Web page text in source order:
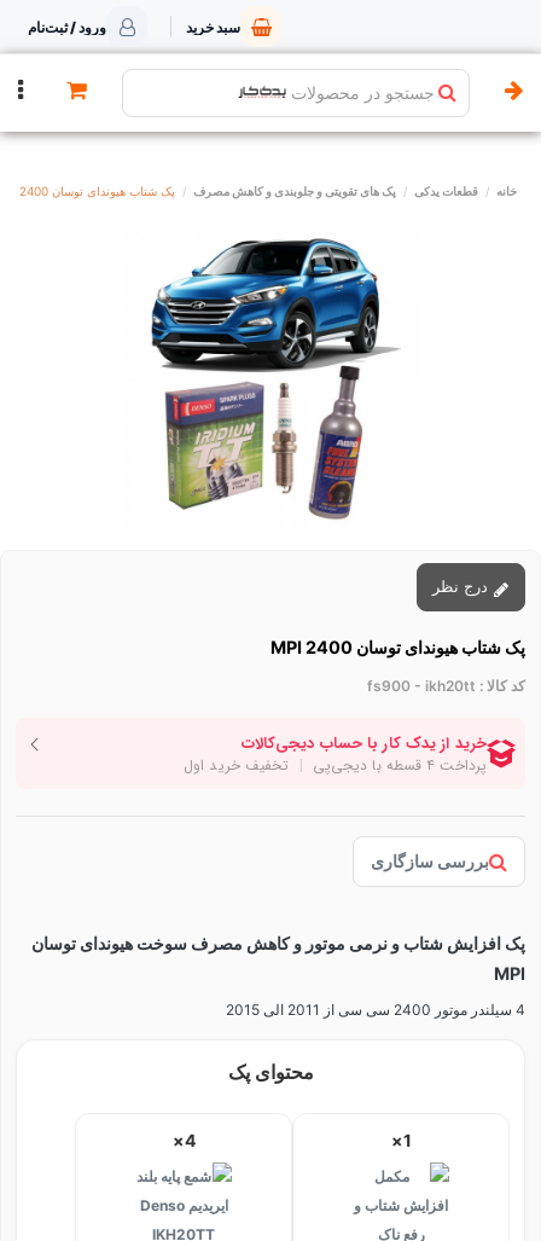
سبد خرید ورود / ثبت‌نام
جستجو در محصولات
خانه قطعات یدکی پک های تقویتی و جلوبندی و کاهش مصرف پک شتاب هیوندای توسان MPI 2400
پک شتاب هیوندای توسان MPI 2400
کد کالا : fs900 - ikh20tt
بررسی سازگاری
پک افزایش شتاب و نرمی موتور و کاهش مصرف سوخت هیوندای توسان
MPI
4 سیلندر موتور 2400 سی سی از 2011 الی 2015
محتوای پک
1×
4×